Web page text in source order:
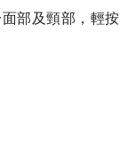
部及頸部，輕按